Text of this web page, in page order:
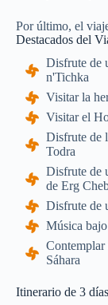
Por último, el
Destacados del
Disfrute de
n'Tichka
Visitar la
Visitar el
Disfrute de
Todra
Disfrute de
de Erg
Disfrute de
Música
Contemplar
Sáhara
Itinerario de 3